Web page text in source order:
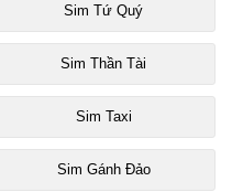
Sim Tứ Quý
Sim Thần Tài
Sim Taxi
Sim Gánh Đảo